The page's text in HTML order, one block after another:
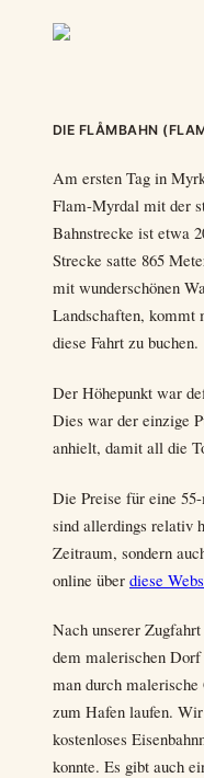
DIE FLÅMBAHN
Am ersten Tag in
Flam-Myrdal mit der
Bahnstrecke ist etwa
Strecke satte 865
mit wunderschönen
Landschaften, kommt
diese Fahrt zu buchen.
Der Höhepunkt war
Dies war der einzige
anhielt, damit all die
Die Preise für eine
sind allerdings relativ
Zeitraum, sondern
online über diese
Nach unserer
dem malerischen
man durch malerische
zum Hafen laufen.
kostenloses
konnte. Es gibt auch